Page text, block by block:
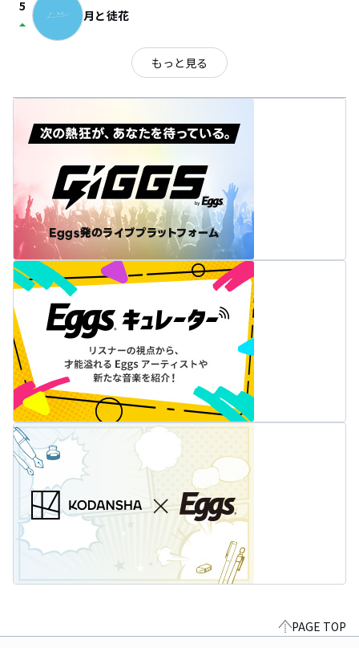
5
arrow_drop_up 月と徒花
もっと見る
PAGE TOP